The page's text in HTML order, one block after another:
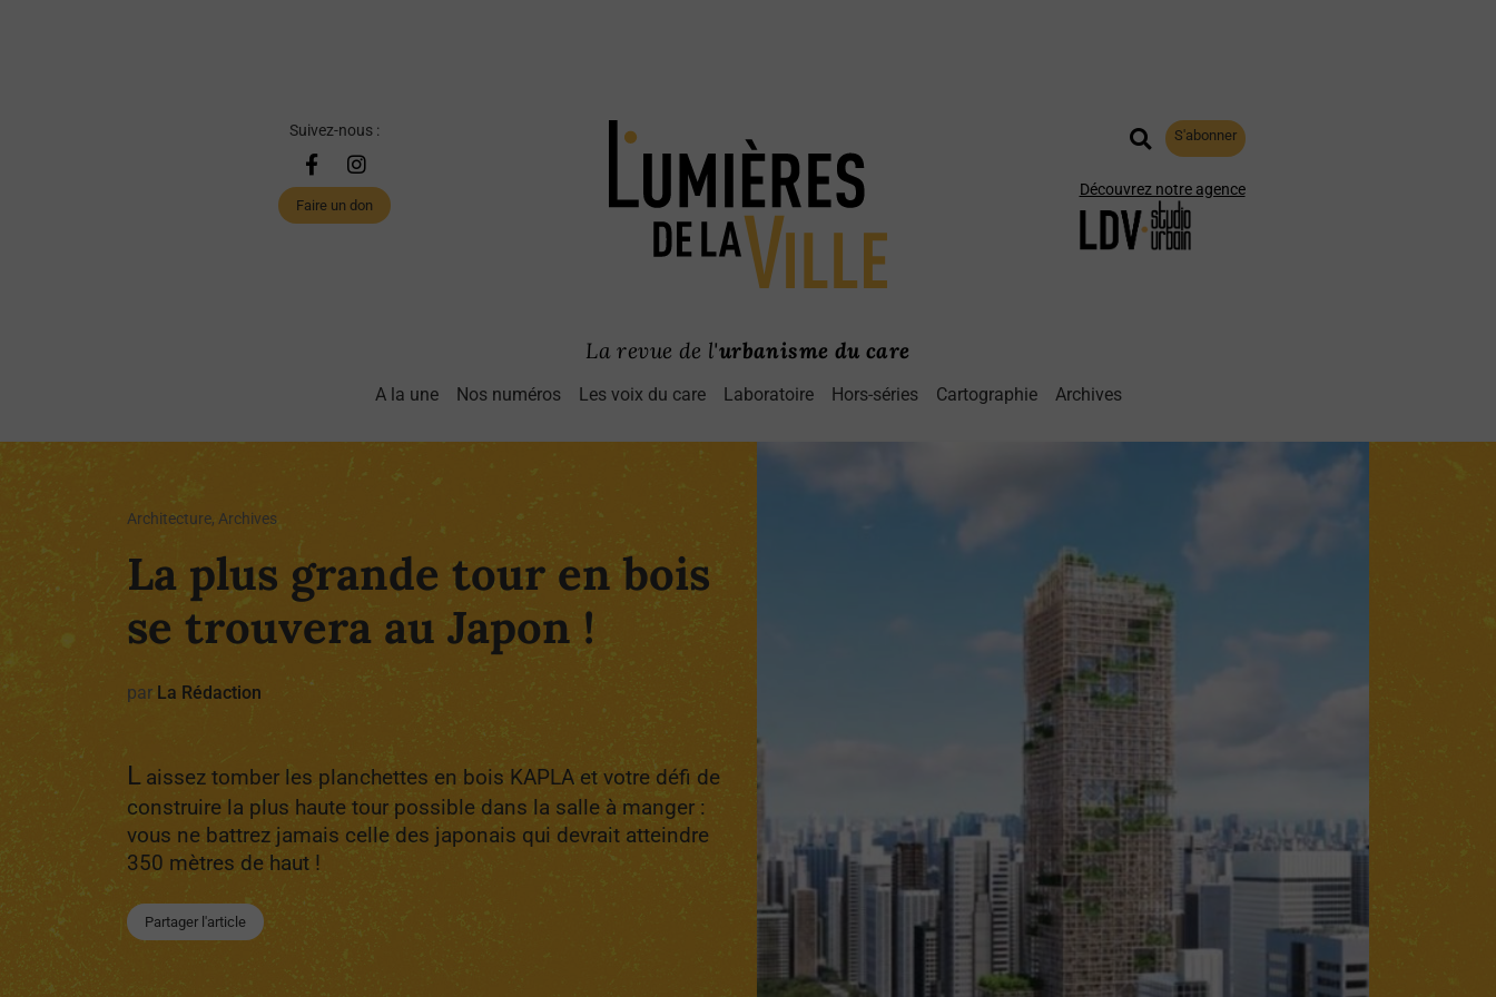
Suivez-nous :
Faire un don
S'abonner
Découvrez notre agence
La revue de l'urbanisme du care
A la une Nos numéros Les voix du care Laboratoire Hors-séries Cartographie Archives
Architecture, Archives
La plus grande tour en bois
se trouvera au Japon !
par La Rédaction
L aissez tomber les planchettes en bois KAPLA et votre défi de
construire la plus haute tour possible dans la salle à manger :
vous ne battrez jamais celle des japonais qui devrait atteindre
350 mètres de haut !
Partager l'article